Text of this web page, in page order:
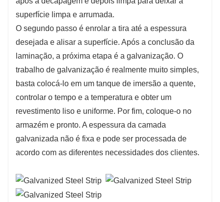
superfície limpa e arrumada.
O segundo passo é enrolar a tira até a espessura
desejada e alisar a superfície. Após a conclusão da
laminação, a próxima etapa é a galvanização. O
trabalho de galvanização é realmente muito simples,
basta colocá-lo em um tanque de imersão a quente,
controlar o tempo e a temperatura e obter um
revestimento liso e uniforme. Por fim, coloque-o no
armazém e pronto. A espessura da camada
galvanizada não é fixa e pode ser processada de
acordo com as diferentes necessidades dos clientes.